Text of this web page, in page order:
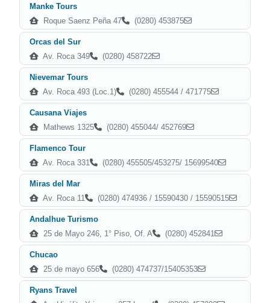
Manke Tours
Roque Saenz Peña 47
(0280) 453875
Orcas del Sur
Av. Roca 349
(0280) 458722
Nievemar Tours
Av. Roca 493 (Loc.1)
(0280) 455544 / 471775
Causana Viajes
Mathews 1325
(0280) 455044/ 452769
Flamenco Tour
Av. Roca 331
(0280) 455505/453275/ 15699540
Miras del Mar
Av. Roca 11
(0280) 474936 / 15590430 / 15590515
Andalhue Turismo
25 de Mayo 246, 1° Piso, Of. A
(0280) 452841
Chucao
25 de mayo 656
(0280) 474737/15405353
Ryans Travel